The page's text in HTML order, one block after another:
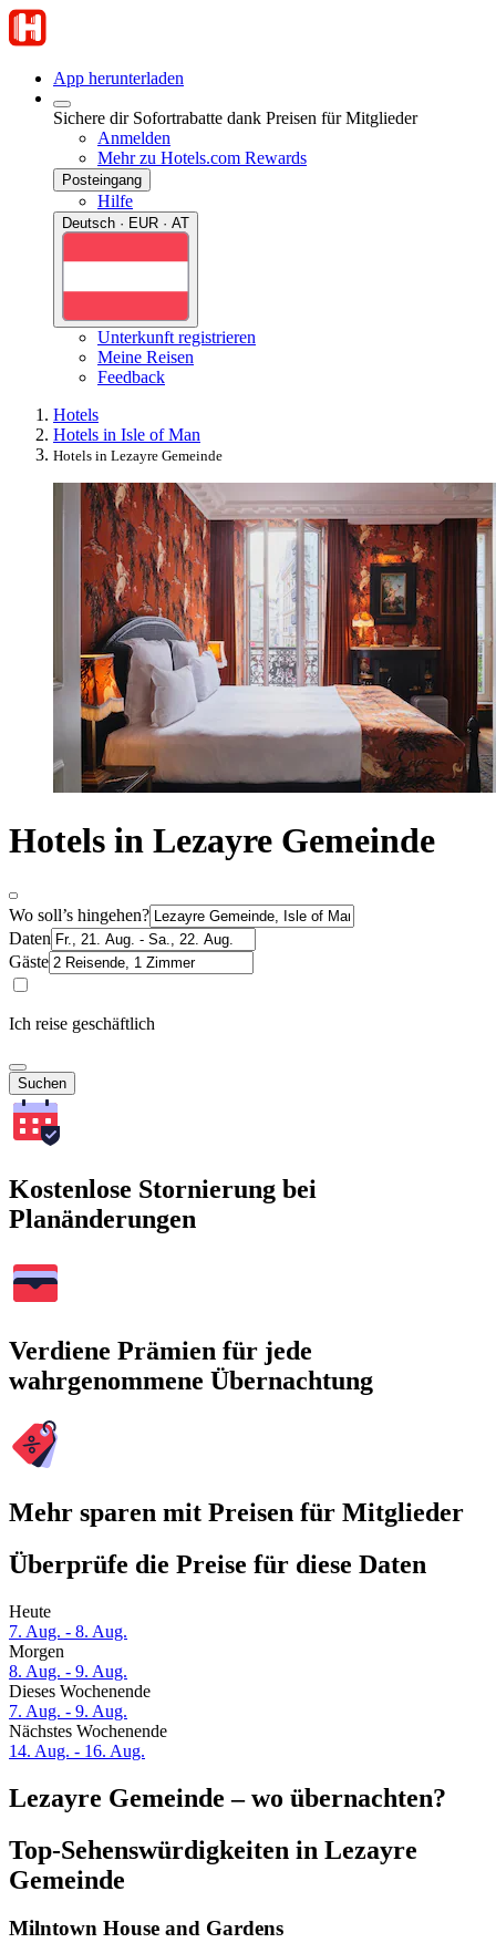
App herunterladen
Sichere dir Sofortrabatte dank Preisen für Mitglieder
Anmelden
Mehr zu Hotels.com Rewards
Posteingang
Hilfe
Deutsch · EUR · AT
Unterkunft registrieren
Meine Reisen
Feedback
Hotels
Hotels in Isle of Man
Hotels in Lezayre Gemeinde
Hotels in Lezayre Gemeinde
Wo soll’s hingehen?
Daten
Gäste
Ich reise geschäftlich
Suchen
Kostenlose Stornierung bei
Planänderungen
Verdiene Prämien für jede
wahrgenommene Übernachtung
Mehr sparen mit Preisen für Mitglieder
Überprüfe die Preise für diese Daten
Heute
7. Aug. - 8. Aug.
Morgen
8. Aug. - 9. Aug.
Dieses Wochenende
7. Aug. - 9. Aug.
Nächstes Wochenende
14. Aug. - 16. Aug.
Lezayre Gemeinde – wo übernachten?
Top-Sehenswürdigkeiten in Lezayre
Gemeinde
Milntown House and Gardens